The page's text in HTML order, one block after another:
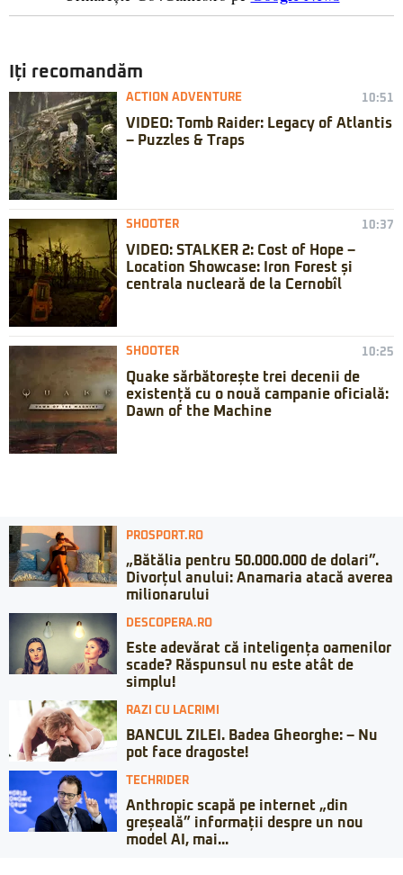
Iți recomandăm
ACTION ADVENTURE 10:51
VIDEO: Tomb Raider: Legacy of Atlantis
– Puzzles & Traps
SHOOTER 10:37
VIDEO: STALKER 2: Cost of Hope –
Location Showcase: Iron Forest și
centrala nucleară de la Cernobîl
SHOOTER 10:25
Quake sărbătorește trei decenii de
existență cu o nouă campanie oficială:
Dawn of the Machine
PROSPORT.RO
„Bătălia pentru 50.000.000 de dolari”.
Divorțul anului: Anamaria atacă averea
milionarului
DESCOPERA.RO
Este adevărat că inteligența oamenilor
scade? Răspunsul nu este atât de
simplu!
RAZI CU LACRIMI
BANCUL ZILEI. Badea Gheorghe: – Nu
pot face dragoste!
TECHRIDER
Anthropic scapă pe internet „din
greșeală” informații despre un nou
model AI, mai...